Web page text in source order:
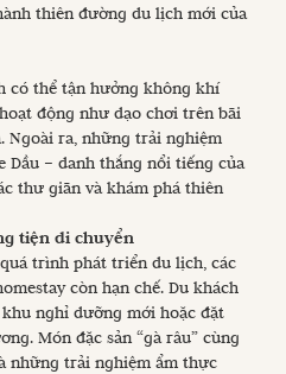
thiên đường du lịch mới của
có thể tận hưởng không khí
động như dạo chơi trên bãi
Ngoài ra, những trải nghiệm
Dầu – danh thắng nổi tiếng của
thư giãn và khám phá thiên
tiện di chuyển
trình phát triển du lịch, các
còn hạn chế. Du khách
nghỉ dưỡng mới hoặc đặt
Món đặc sản “gà râu” cùng
những trải nghiệm ẩm thực